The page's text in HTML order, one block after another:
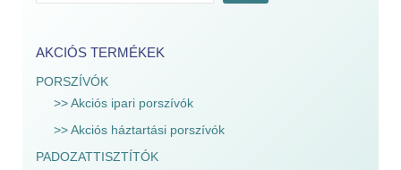
AKCIÓS TERMÉKEK
PORSZÍVÓK
>> Akciós ipari porszívók
>> Akciós háztartási porszívók
PADOZATTISZTÍTÓK